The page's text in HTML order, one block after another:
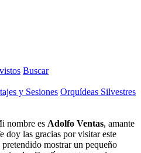
Buscar
y Sesiones Orquídeas Silvestres
nombre es Adolfo Ventas, amante
doy las gracias por visitar este
mostrar un pequeño